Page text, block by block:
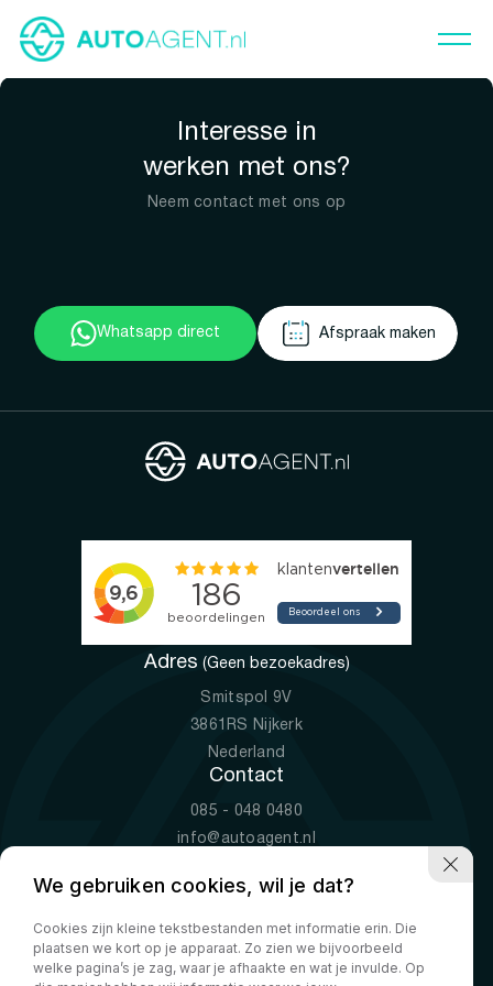
Interesse in
werken met ons?
Neem contact met ons op
Whatsapp direct Afspraak maken
Adres (Geen bezoekadres)
Smitspol 9V
3861RS Nijkerk
Nederland
Contact
085 - 048 0480
info@autoagent.nl
Openingstijden
Ma-Vr
09:00 - 19:00
Za
10:00 - 17:00
We gebruiken cookies, wil je dat?
Cookies zijn kleine tekstbestanden met informatie erin. Die
plaatsen we kort op je apparaat. Zo zien we bijvoorbeeld
welke pagina’s je zag, waar je afhaakte en wat je invulde. Op